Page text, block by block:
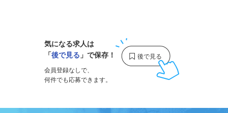
気になる求人は
「後で見る 」で保存！
会員登録なしで、
何件でも応募できます。